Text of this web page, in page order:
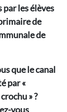
par les élèves
de
de
que le canal
par «
» ?
vous